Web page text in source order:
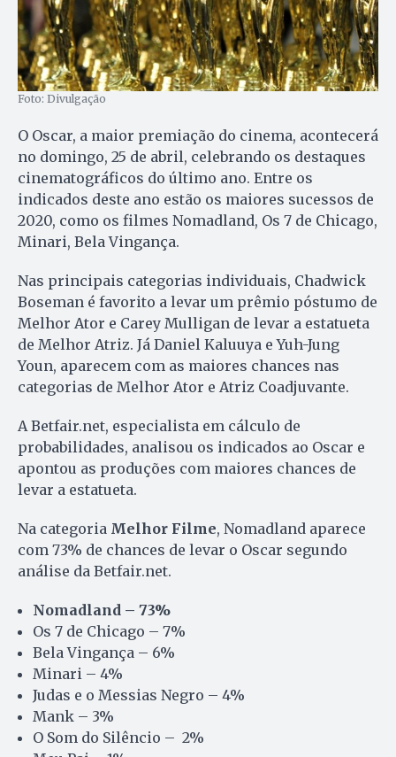
Foto: Divulgação
O Oscar, a maior premiação do cinema, acontecerá
no domingo, 25 de abril, celebrando os destaques
cinematográficos do último ano. Entre os
indicados deste ano estão os maiores sucessos de
2020, como os filmes Nomadland, Os 7 de Chicago,
Minari, Bela Vingança.
Nas principais categorias individuais, Chadwick
Boseman é favorito a levar um prêmio póstumo de
Melhor Ator e Carey Mulligan de levar a estatueta
de Melhor Atriz. Já Daniel Kaluuya e Yuh-Jung
Youn, aparecem com as maiores chances nas
categorias de Melhor Ator e Atriz Coadjuvante.
A Betfair.net, especialista em cálculo de
probabilidades, analisou os indicados ao Oscar e
apontou as produções com maiores chances de
levar a estatueta.
Na categoria Melhor Filme, Nomadland aparece
com 73% de chances de levar o Oscar segundo
análise da Betfair.net.
Nomadland – 73%
Os 7 de Chicago – 7%
Bela Vingança – 6%
Minari – 4%
Judas e o Messias Negro – 4%
Mank – 3%
O Som do Silêncio – 2%